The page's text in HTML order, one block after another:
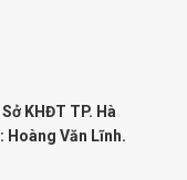
KHĐT TP. Hà
Hoàng Văn Lĩnh.